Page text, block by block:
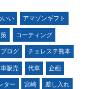
いい アマゾンギフト
コーティング
ログ チェレステ熊本
販売 代車 企画
ター 宮崎 差し入れ